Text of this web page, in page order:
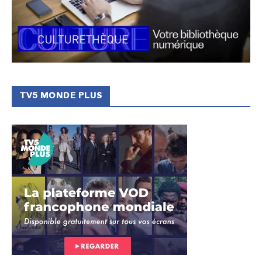
TV5 MONDE PLUS